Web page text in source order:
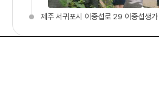
제주 서귀포시 이중섭로 29 이중섭생가